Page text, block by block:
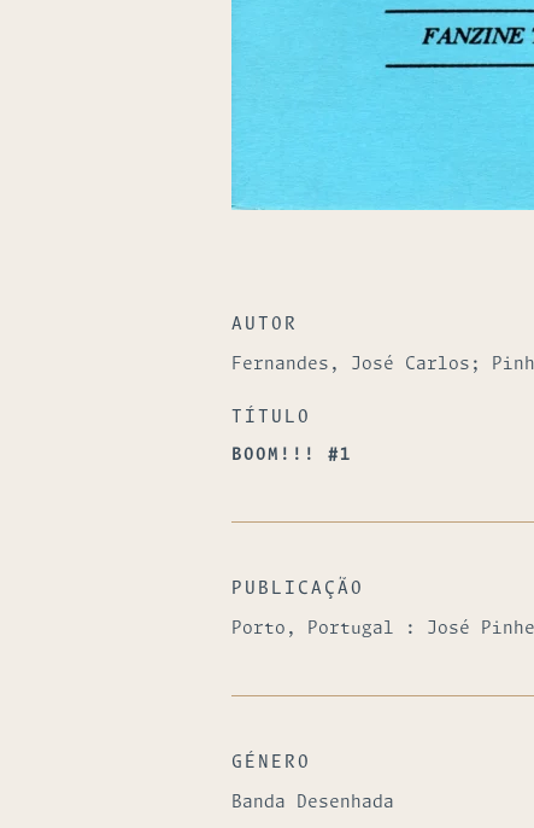
AUTOR
Fernandes, José Carlos;
TÍTULO
BOOM!!! #1
PUBLICAÇÃO
Porto, Portugal : José
GÉNERO
Banda Desenhada